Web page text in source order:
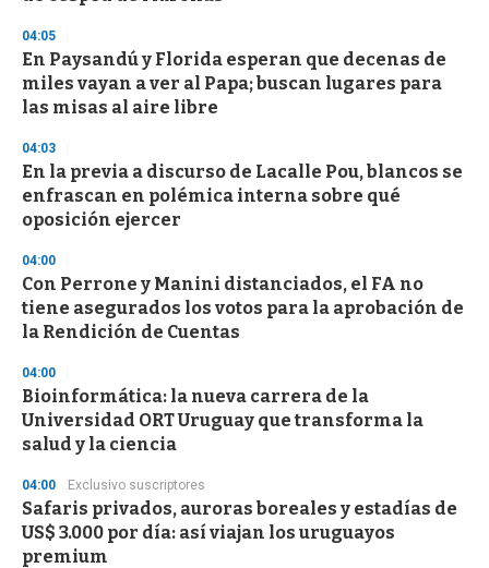
n
d
04:05
En Paysandú y Florida esperan que decenas de
miles vayan a ver al Papa; buscan lugares para
las misas al aire libre
04:03
En la previa a discurso de Lacalle Pou, blancos se
enfrascan en polémica interna sobre qué
oposición ejercer
04:00
Con Perrone y Manini distanciados, el FA no
tiene asegurados los votos para la aprobación de
la Rendición de Cuentas
04:00
Bioinformática: la nueva carrera de la
Universidad ORT Uruguay que transforma la
salud y la ciencia
04:00 Exclusivo suscriptores
Safaris privados, auroras boreales y estadías de
US$ 3.000 por día: así viajan los uruguayos
premium